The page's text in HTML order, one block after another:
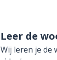
Leer de
Wij leren je de